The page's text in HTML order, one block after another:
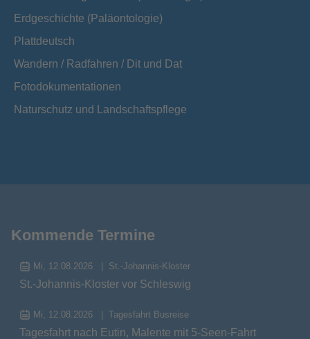
Erdgeschichte (Paläontologie)
Plattdeutsch
Wandern / Radfahren / Dit und Dat
Fotodokumentationen
Naturschutz und Landschaftspflege
Kommende Termine
Mi, 12.08.2026 St.-Johannis-Kloster
St.-Johannis-Kloster vor Schleswig
Mi, 12.08.2026 Tagesfahrt Busreise
Tagesfahrt nach Eutin, Malente mit 5-Seen-Fahrt